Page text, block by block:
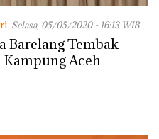
Selasa, 05/05/2020 - 16:13 WIB
Barelang Tembak
Kampung Aceh